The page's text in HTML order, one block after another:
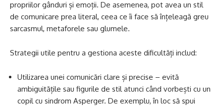
propriilor gânduri și emoții. De asemenea, pot avea un stil
de comunicare prea literal, ceea ce îi face să înțeleagă greu
sarcasmul, metaforele sau glumele.
Strategii utile pentru a gestiona aceste dificultăți includ:
Utilizarea unei comunicări clare și precise – evită
ambiguitățile sau figurile de stil atunci când vorbești cu un
copil cu sindrom Asperger. De exemplu, în loc să spui